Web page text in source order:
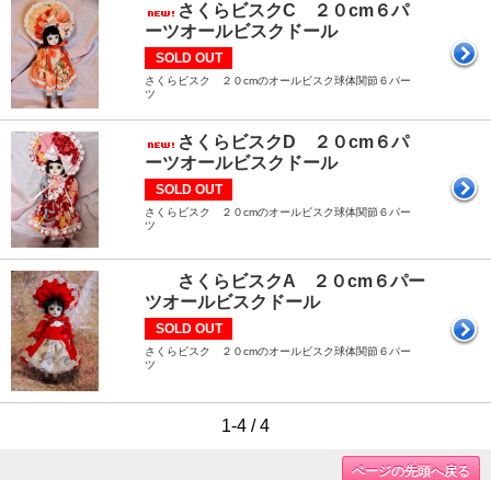
さくらビスクC ２０cm６パ
ーツオールビスクドール
SOLD OUT
さくらビスク ２０cmのオールビスク球体関節６パー
ツ
さくらビスクD ２０cm６パ
ーツオールビスクドール
SOLD OUT
さくらビスク ２０cmのオールビスク球体関節６パー
ツ
さくらビスクA ２０cm６パー
ツオールビスクドール
SOLD OUT
さくらビスク ２０cmのオールビスク球体関節６パー
ツ
1-4 / 4
ページの先頭へ戻る